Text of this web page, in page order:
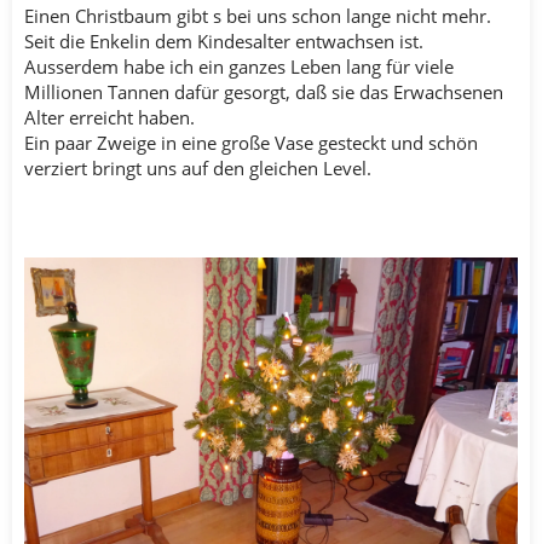
Einen Christbaum gibt s bei uns schon lange nicht mehr.
Seit die Enkelin dem Kindesalter entwachsen ist.
Ausserdem habe ich ein ganzes Leben lang für viele
Millionen Tannen dafür gesorgt, daß sie das Erwachsenen
Alter erreicht haben.
Ein paar Zweige in eine große Vase gesteckt und schön
verziert bringt uns auf den gleichen Level.